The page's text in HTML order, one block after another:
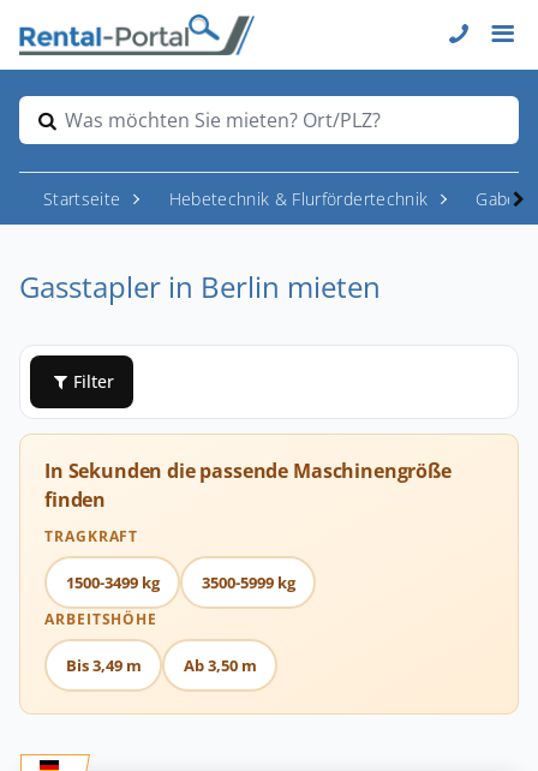
Was möchten Sie mieten? Ort/PLZ?
Startseite Hebetechnik & Flurfördertechnik
Gasstapler in Berlin mieten
Filter
In Sekunden die passende Maschinengröße
finden
TRAGKRAFT
1500-3499 kg 3500-5999 kg
ARBEITSHÖHE
Bis 3,49 m Ab 3,50 m